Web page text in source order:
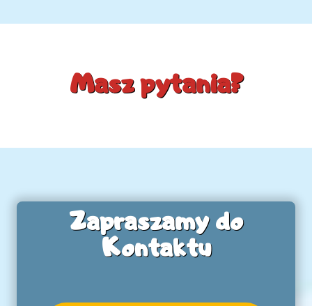
Masz pytania?
Zapraszamy do
Kontaktu